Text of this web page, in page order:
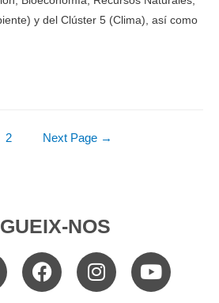
y del Clúster 5 (Clima), así como
2 Next Page →
NOS